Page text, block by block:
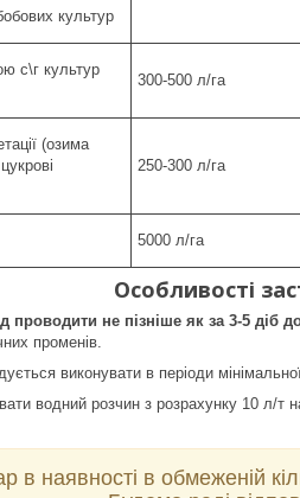
культур
с\г культур
300-500 л/га
(озима
250-300 л/га
5000 л/га
Особливості
проводити не пізніше як за 3-5 діб
променів.
виконувати в періоди
водний розчин з розрахунку 10 л/т
в наявності в обмеженій